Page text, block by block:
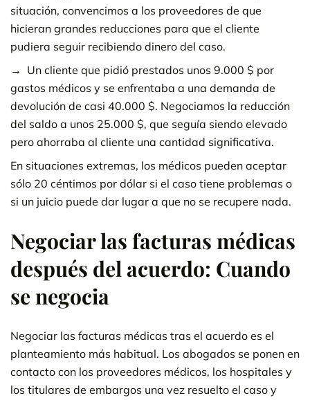
situación, convencimos a los proveedores de que
hicieran grandes reducciones para que el cliente
pudiera seguir recibiendo dinero del caso.
Un cliente que pidió prestados unos 9.000 $ por
gastos médicos y se enfrentaba a una demanda de
devolución de casi 40.000 $. Negociamos la reducción
del saldo a unos 25.000 $, que seguía siendo elevado
pero ahorraba al cliente una cantidad significativa.
En situaciones extremas, los médicos pueden aceptar
sólo 20 céntimos por dólar si el caso tiene problemas o
si un juicio puede dar lugar a que no se recupere nada.
Negociar las facturas médicas
después del acuerdo: Cuando
se negocia
Negociar las facturas médicas tras el acuerdo es el
planteamiento más habitual. Los abogados se ponen en
contacto con los proveedores médicos, los hospitales y
los titulares de embargos una vez resuelto el caso y